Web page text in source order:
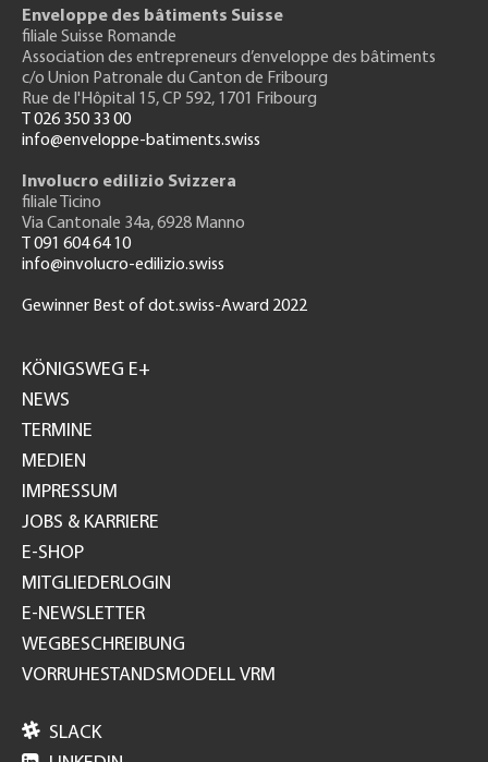
Enveloppe des bâtiments Suisse
filiale Suisse Romande
Association des entrepreneurs d’enveloppe des bâtiments
c/o Union Patronale du Canton de Fribourg
Rue de l'Hôpital 15, CP 592, 1701 Fribourg
T 026 350 33 00
info@enveloppe-batiments.swiss
Involucro edilizio Svizzera
filiale Ticino
Via Cantonale 34a, 6928 Manno
T 091 604 64 10
info@involucro-edilizio.swiss
Gewinner Best of dot.swiss-Award 2022
GH
KÖNIGSWEG E+
NEWS
TERMINE
MEDIEN
IMPRESSUM
JOBS & KARRIERE
E-SHOP
MITGLIEDERLOGIN
E-NEWSLETTER
WEGBESCHREIBUNG
VORRUHESTANDSMODELL VRM
 SLACK